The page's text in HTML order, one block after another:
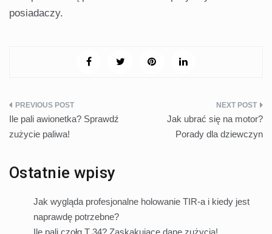
posiadaczy.
Nawigacja
wpisu
Ile pali awionetka? Sprawdź
zużycie paliwa!
Jak ubrać się na motor?
Porady dla dziewczyn
Ostatnie wpisy
Jak wygląda profesjonalne holowanie TIR-a i kiedy jest
naprawdę potrzebne?